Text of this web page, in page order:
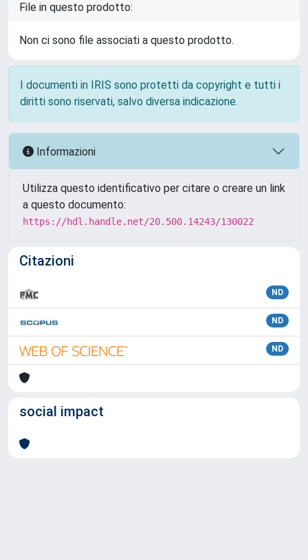
File in questo prodotto:
Non ci sono file associati a questo prodotto.
I documenti in IRIS sono protetti da copyright e tutti i
diritti sono riservati, salvo diversa indicazione.
Informazioni
Utilizza questo identificativo per citare o creare un link
a questo documento:
https://hdl.handle.net/20.500.14243/130022
Citazioni
ND
ND
ND
social impact